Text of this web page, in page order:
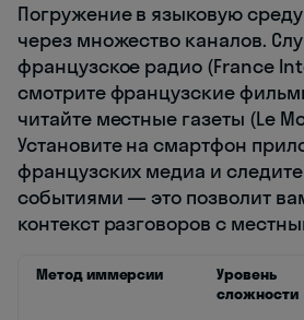
Погружение в языковую
через множество каналов.
французское радио (France
смотрите французские
читайте местные газеты (Le
Установите на смартфон
французских медиа и
событиями — это позволит
контекст разговоров с
Метод иммерсии
Уровень
сложности